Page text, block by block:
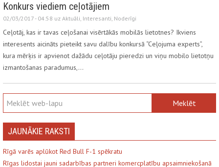
Konkurs viediem ceļotājiem
02/03/2017 - 04:58 uz Aktuāli, Interesanti, Noderīgi
Ceļotāj, kas ir tavas ceļošanai visērtākās mobilās lietotnes? Ikviens
interesents aicināts pieteikt savu dalību konkursā “Ceļojuma experts”,
kura mērķis ir apvienot dažādu ceļotāju pieredzi un viņu mobilo lietotņu
izmantošanas paradumus,…
JAUNĀKIE RAKSTI
Rīgā varēs aplūkot Red Bull F-1 spēkratu
Rīgas lidostai jauni sadarbības partneri komercplatību apsaimniekošanā